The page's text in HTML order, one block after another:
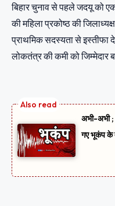
बिहार चुनाव से पहले जदयू को
की महिला प्रकोष्ठ की
प्राथमिक सदस्यता से इस्तीफा
लोकतंत्र की कमी को जिम्मेदार
अभी-अभी ;
गए भूकंप के